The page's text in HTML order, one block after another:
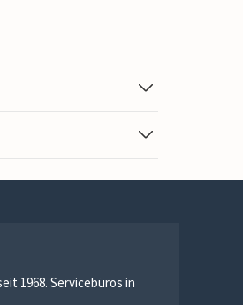
1968. Servicebüros in